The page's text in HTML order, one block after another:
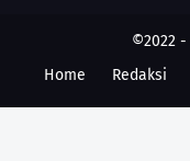
©2022 -
Home
Redaksi